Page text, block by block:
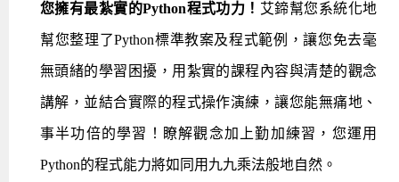
您擁有最紮實的Python程式功力！ 艾鍗幫您系統化地
幫您整理了Python標準教案及程式範例，讓您免去毫
無頭緒的學習困擾，用紮實的課程內容與清楚的觀念
講解，並結合實際的程式操作演練，讓您能無痛地、
事半功倍的學習！瞭解觀念加上勤加練習，您運用
Python的程式能力將如同用九九乘法般地自然。